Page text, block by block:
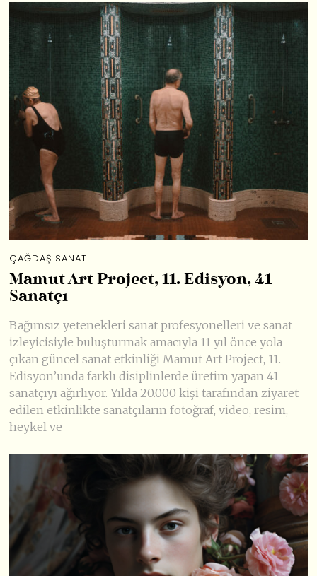
ÇAĞDAŞ SANAT
Mamut Art Project, 11. Edisyon, 41
Sanatçı
Bağımsız yetenekleri sanat profesyonelleri ve sanat
izleyicisiyle buluşturmak amacıyla 11 yıl önce yola
çıkan güncel sanat etkinliği Mamut Art Project, 11.
Edisyon’unda farklı disiplinlerde üretim yapan 41
sanatçıyı ağırlıyor. Yılda 20.000 kişi tarafından ziyaret
edilen etkinlikte sanatçıların fotoğraf, video, resim,
heykel ve